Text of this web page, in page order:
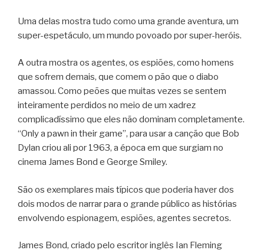
Uma delas mostra tudo como uma grande aventura, um
super-espetáculo, um mundo povoado por super-heróis.
A outra mostra os agentes, os espiões, como homens
que sofrem demais, que comem o pão que o diabo
amassou. Como peões que muitas vezes se sentem
inteiramente perdidos no meio de um xadrez
complicadíssimo que eles não dominam completamente.
“Only a pawn in their game”, para usar a canção que Bob
Dylan criou ali por 1963, a época em que surgiam no
cinema James Bond e George Smiley.
São os exemplares mais típicos que poderia haver dos
dois modos de narrar para o grande público as histórias
envolvendo espionagem, espiões, agentes secretos.
James Bond, criado pelo escritor inglês Ian Fleming